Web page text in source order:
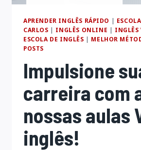
APRENDER INGLÊS RÁPIDO |
CARLOS | INGLÊS ONLINE | INGLÊS
ESCOLA DE INGLÊS | MELHOR
POSTS
Impulsione
carreira com
nossas aulas
inglês!